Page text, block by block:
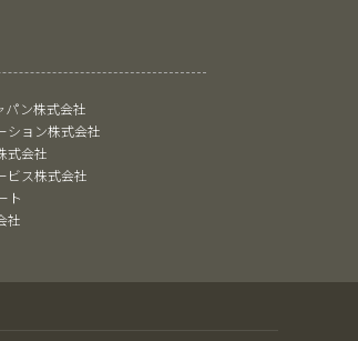
パン株式会社
ション株式会社
式会社
ビス株式会社
ト
社